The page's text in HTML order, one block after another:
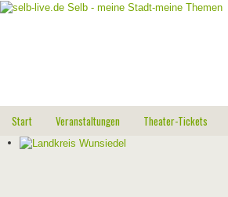
Start Veranstaltungen Theater-Tickets